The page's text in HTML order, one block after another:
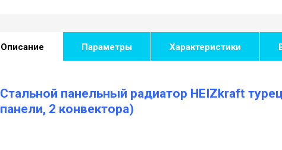
Описание Параметры Характеристики
Стальной панельный радиатор HEIZkraft
панели, 2 конвектора)